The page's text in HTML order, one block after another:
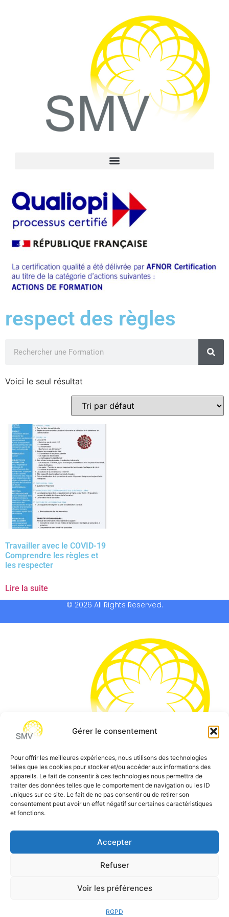
Gérer le consentement
Pour offrir les meilleures expériences, nous utilisons des technologies
telles que les cookies pour stocker et/ou accéder aux informations des
appareils. Le fait de consentir à ces technologies nous permettra de
traiter des données telles que le comportement de navigation ou les ID
uniques sur ce site. Le fait de ne pas consentir ou de retirer son
consentement peut avoir un effet négatif sur certaines caractéristiques
et fonctions.
Accepter
Refuser
Voir les préférences
RGPD
respect des règles
Voici le seul résultat
Travailler avec le COVID-19
Comprendre les règles et
les respecter
Lire la suite
© 2026 All Rights Reserved.
SMV permet de vous aider à gagner du temps et vous
permettre de vous concentrer sur l’essentiel de votre
métier
Téléphone:0 805 69 64 75 / 02 37 34 04 04
contact@smvformation.fr
Création & Hébergement Web Cloud par